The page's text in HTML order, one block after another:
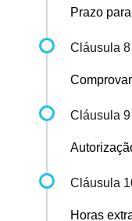
Prazo
Cláusula 8
Cláusula 9
Cláusula
Horas